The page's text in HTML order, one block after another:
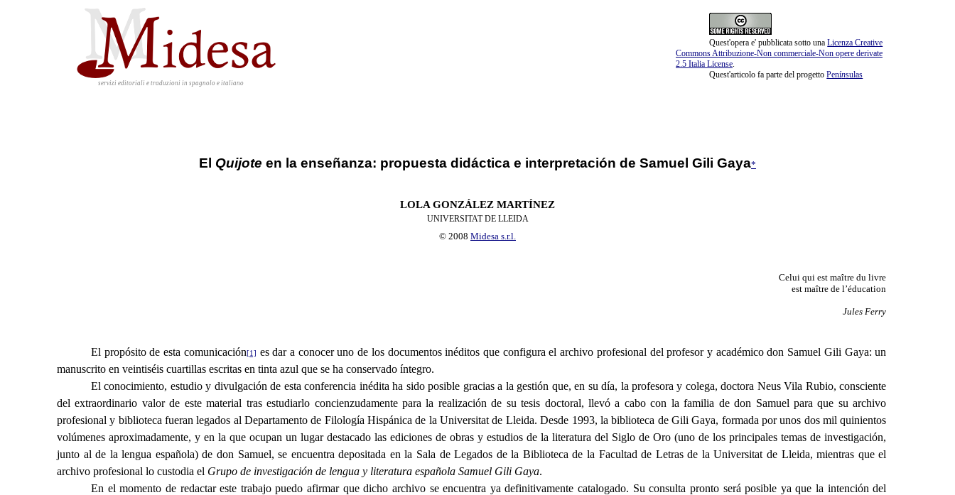
servizi editoriali e traduzioni in spagnolo e italiano
Quest'opera e' pubblicata sotto unaLicenza Creative
Commons Attribuzione-Non commerciale-Non opere derivate
2.5 Italia License.
Quest'articolo fa parte del progettoPenínsulas
El Quijote en la enseñanza: propuesta didáctica e interpretación de Samuel Gili Gaya*
LOLA GONZÁLEZ MARTÍNEZ
UNIVERSITAT DE LLEIDA
© 2008 Midesa s.r.l.
Celui qui est maître du livre
est maître de l’éducation
Jules Ferry
El propósito de esta comunicación[1]
es dar a conocer uno de los documentos inéditos que configura el archivo profesional del profesor y académico don Samuel Gili Gaya: un
manuscrito en veintiséis cuartillas escritas en tinta azul que se ha conservado íntegro.
El conocimiento, estudio y divulgación de esta conferencia inédita ha sido posible gracias a la gestión que, en su día, la profesora y colega, doctora Neus Vila Rubio, consciente
del extraordinario valor de este material tras estudiarlo concienzudamente para la realización de su tesis doctoral, llevó a cabo con la familia de don Samuel para que su archivo
profesional y biblioteca fueran legados al Departamento de Filología Hispánica de la Universitat de Lleida. Desde 1993, la biblioteca de Gili Gaya, formada por unos dos mil quinientos
volúmenes aproximadamente, y en la que ocupan un lugar destacado las ediciones de obras y estudios de la literatura del Siglo de Oro (uno de los principales temas de investigación,
junto al de la lengua española) de don Samuel, se encuentra depositada en la Sala de Legados de la Biblioteca de la Facultad de Letras de la Universitat de Lleida, mientras que el
archivo profesional lo custodia el Grupo de investigación de lengua y literatura española Samuel Gili Gaya.
En el momento de redactar este trabajo puedo afirmar que dicho archivo se encuentra ya definitivamente catalogado. Su consulta pronto será posible ya que la intención del